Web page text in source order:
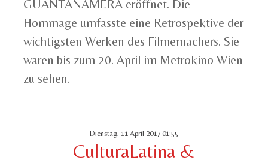
GUANTANAMERA eröffnet. Die
Hommage umfasste eine Retrospektive der
wichtigsten Werken des Filmemachers. Sie
waren bis zum 20. April im Metrokino Wien
zu sehen.
Dienstag, 11 April 2017 01:55
CulturaLatina &